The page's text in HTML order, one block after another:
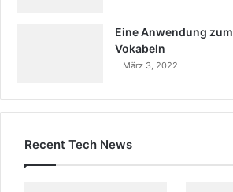
Eine Anwendung
Vokabeln
März 3, 2022
Recent Tech News